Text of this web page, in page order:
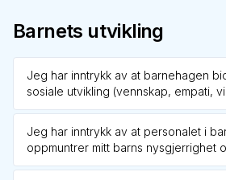
Barnets utvikling
Jeg har inntrykk av at barnehagen
sosiale utvikling (vennskap, empati,
Jeg har inntrykk av at personalet i
oppmuntrer mitt barns nysgjerrighet